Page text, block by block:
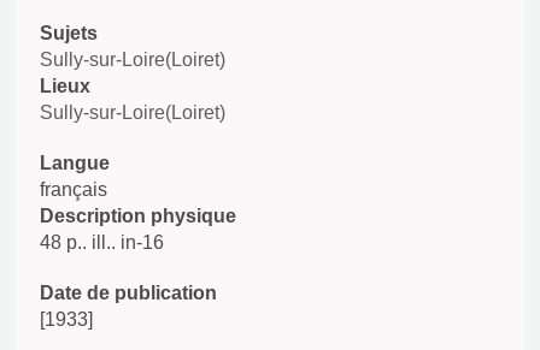
Sujets
Sully-sur-Loire(Loiret)
Lieux
Sully-sur-Loire(Loiret)
Langue
français
Description physique
48 p.. ill.. in-16
Date de publication
[1933]